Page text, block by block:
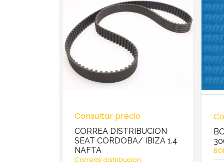
Consultar precio
CORREA DISTRIBUCION
SEAT CORDOBA/ IBIZA 1.4
NAFTA
Correas distribucion